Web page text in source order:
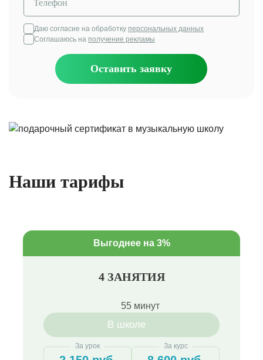
Даю согласие на обработку персональных данных
Соглашаюсь на получение рекламы
Оставить заявку
Наши тарифы
Выгоднее на 3%
4 ЗАНЯТИЯ
55 минут
В школе
За урок За курс